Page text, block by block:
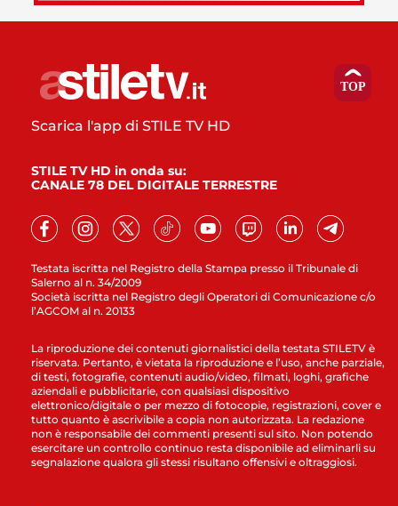
Testata iscritta nel Registro della Stampa presso il Tribunale di
Salerno al n. 34/2009
Società iscritta nel Registro degli Operatori di Comunicazione c/o
l’AGCOM al n. 20133
Scarica l'app di STILE TV HD
STILE TV HD in onda su:
CANALE 78 DEL DIGITALE TERRESTRE
La riproduzione dei contenuti giornalistici della testata STILETV è
riservata. Pertanto, è vietata la riproduzione e l’uso, anche parziale,
di testi, fotografie, contenuti audio/video, filmati, loghi, grafiche
aziendali e pubblicitarie, con qualsiasi dispositivo
elettronico/digitale o per mezzo di fotocopie, registrazioni, cover e
tutto quanto è ascrivibile a copia non autorizzata. La redazione
non è responsabile dei commenti presenti sul sito. Non potendo
esercitare un controllo continuo resta disponibile ad eliminarli su
segnalazione qualora gli stessi risultano offensivi e oltraggiosi.